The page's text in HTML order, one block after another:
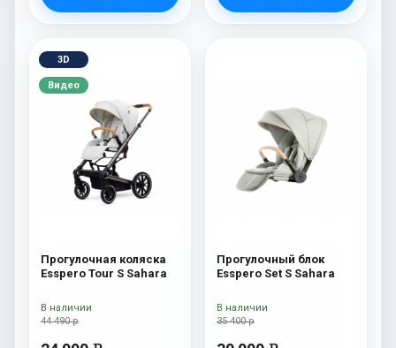
3D
Видео
Прогулочная коляска
Esspero Tour S Sahara
44 490 р
В наличии
Прогулочный блок
Esspero Set S Sahara
35 400 р
В наличии